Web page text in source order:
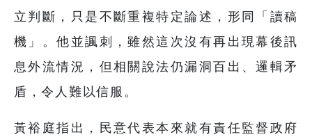
立判斷，只是不斷重複特定論述，形同「讀稿
機」。他並諷刺，雖然這次沒有再出現幕後訊
息外流情況，但相關說法仍漏洞百出、邏輯矛
盾，令人難以信服。
黃裕庭指出，民意代表本來就有責任監督政府